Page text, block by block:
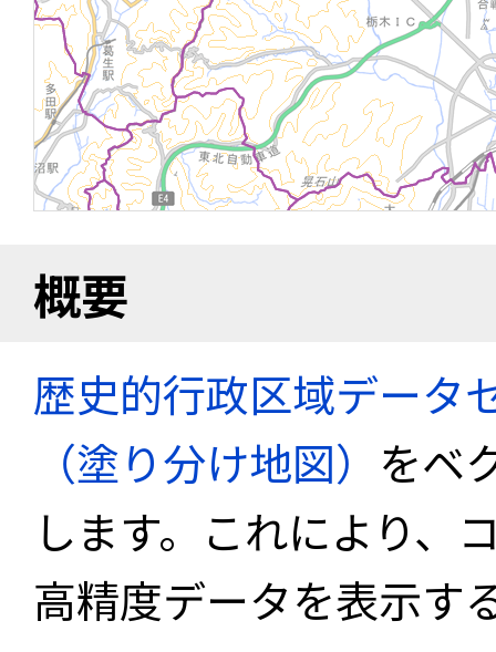
概要
歴史的行政区域データ
（塗り分け地図） をベ
します。これにより、
高精度データを表示す